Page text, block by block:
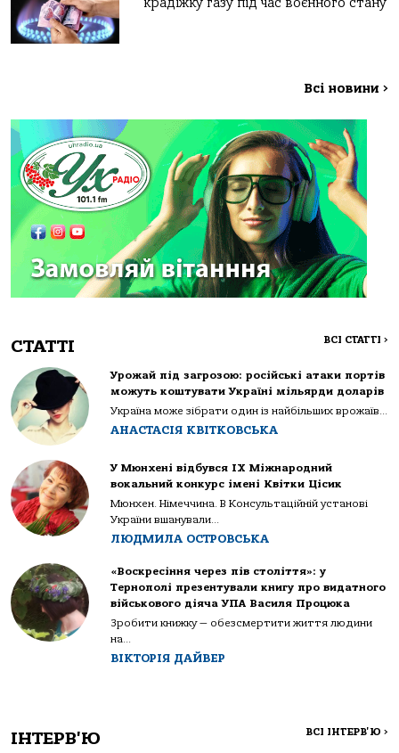
Всі новини >
СТАТТІ ВСІ СТАТТІ >
Урожай під загрозою: російські атаки портів
можуть коштувати Україні мільярди доларів
Україна може зібрати один із найбільших врожаїв...
АНАСТАСІЯ КВІТКОВСЬКА
У Мюнхені відбувся IX Міжнародний
вокальний конкурс імені Квітки Цісик
Мюнхен. Німеччина. В Консультаційній установі
України вшанували...
ЛЮДМИЛА ОСТРОВСЬКА
«Воскресіння через пів століття»: у
Тернополі презентували книгу про видатного
військового діяча УПА Василя Процюка
Зробити книжку — обезсмертити життя людини
на...
ВІКТОРІЯ ДАЙВЕР
ІНТЕРВ'Ю ВСІ ІНТЕРВ'Ю >